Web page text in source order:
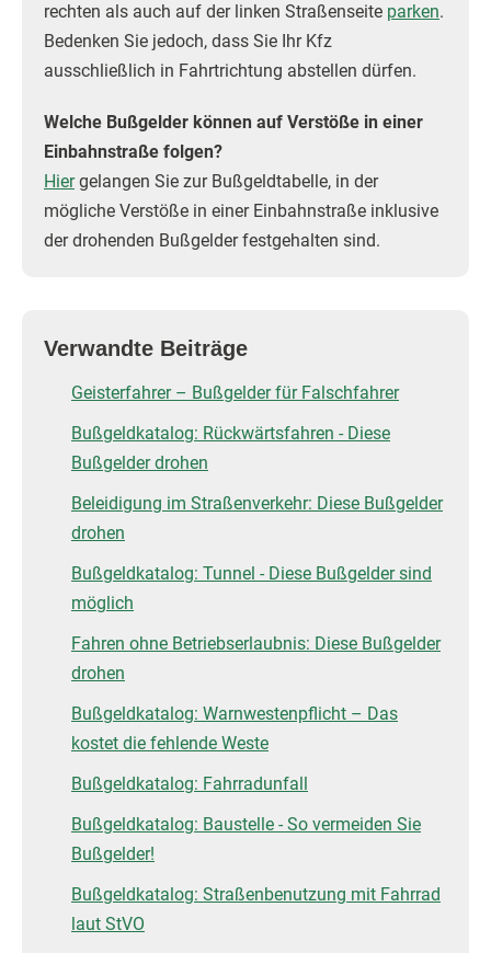
rechten als auch auf der linken Straßenseite parken.
Bedenken Sie jedoch, dass Sie Ihr Kfz
ausschließlich in Fahrtrichtung abstellen dürfen.
Welche Bußgelder können auf Verstöße in einer
Einbahnstraße folgen?
Hiergelangen Sie zur Bußgeldtabelle, in der
mögliche Verstöße in einer Einbahnstraße inklusive
der drohenden Bußgelder festgehalten sind.
Verwandte Beiträge
Geisterfahrer – Bußgelder für Falschfahrer
Bußgeldkatalog: Rückwärtsfahren - Diese
Bußgelder drohen
Beleidigung im Straßenverkehr: Diese Bußgelder
drohen
Bußgeldkatalog: Tunnel - Diese Bußgelder sind
möglich
Fahren ohne Betriebserlaubnis: Diese Bußgelder
drohen
Bußgeldkatalog: Warnwestenpflicht – Das
kostet die fehlende Weste
Bußgeldkatalog: Fahrradunfall
Bußgeldkatalog: Baustelle - So vermeiden Sie
Bußgelder!
Bußgeldkatalog: Straßenbenutzung mit Fahrrad
laut StVO